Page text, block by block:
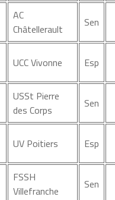
AC
Châtellerault
Sen
UCC Vivonne Esp
USSt Pierre
des Corps
Sen
UV Poitiers Esp
FSSH
Villefranche
Sen